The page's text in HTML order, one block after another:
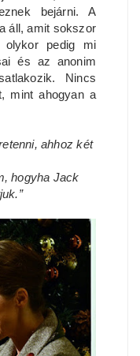
bejárni. A
áll, amit sokszor
olykor pedig mi
és az anonim
Nincs
mint ahogyan a
ahhoz két
hogyha Jack